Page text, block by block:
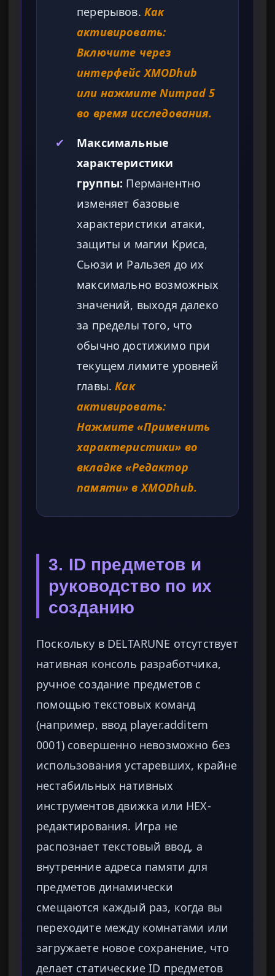
перерывов. Как
активировать:
Включите через
интерфейс XMODhub
или нажмите Numpad 5
во время исследования.
✔
Максимальные
характеристики
группы: Перманентно
изменяет базовые
характеристики атаки,
защиты и магии Криса,
Сьюзи и Ральзея до их
максимально возможных
значений, выходя далеко
за пределы того, что
обычно достижимо при
текущем лимите уровней
главы.Как
активировать:
Нажмите «Применить
характеристики» во
вкладке «Редактор
памяти» в XMODhub.
3. ID предметов и
руководство по их
созданию
Поскольку в DELTARUNE отсутствует
нативная консоль разработчика,
ручное создание предметов с
помощью текстовых команд
(например, ввод player.additem
0001) совершенно невозможно без
использования устаревших, крайне
нестабильных нативных
инструментов движка или HEX-
редактирования. Игра не
распознает текстовый ввод, а
внутренние адреса памяти для
предметов динамически
смещаются каждый раз, когда вы
переходите между комнатами или
загружаете новое сохранение, что
делает статические ID предметов